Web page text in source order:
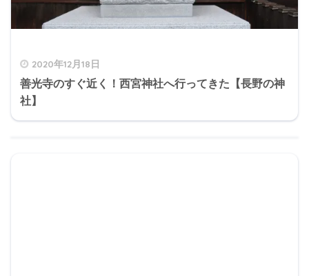
2020年12月18日
善光寺のすぐ近く！西宮神社へ行ってきた【長野の神
社】